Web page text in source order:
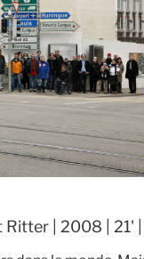
| 2008 | 21' |